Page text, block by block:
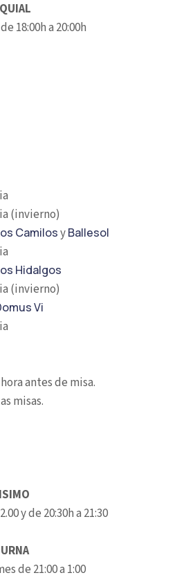
18:00h a 20:00h
(invierno)
CamilosyBallesol
Hidalgos
(invierno)
Vi
antes de misa.
misas.
y de 20:30h a 21:30
de 21:00 a 1:00